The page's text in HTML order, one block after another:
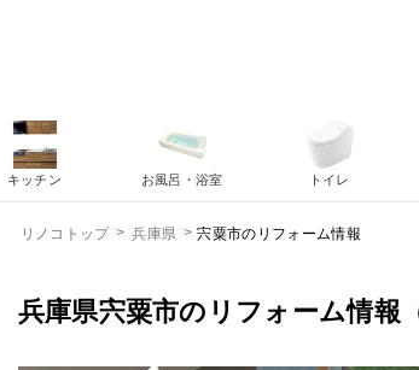
リノコトップ 兵庫県 宍粟市のリフォーム情報
兵庫県宍粟市のリフォーム情報
キッチン お風呂・浴室 トイレ